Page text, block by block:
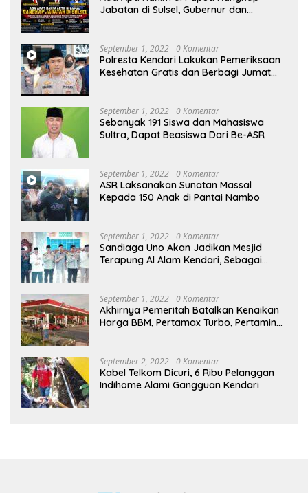
Jabatan di Sulsel, Gubernur dan
September 1, 2022 0 Komentar
Polresta Kendari Lakukan Pemeriksaan
Kesehatan Gratis dan Berbagi Jumat
September 1, 2022 0 Komentar
Sebanyak 191 Siswa dan Mahasiswa
Sultra, Dapat Beasiswa Dari Be-ASR
September 1, 2022 0 Komentar
ASR Laksanakan Sunatan Massal
Kepada 150 Anak di Pantai Nambo
September 1, 2022 0 Komentar
Sandiaga Uno Akan Jadikan Mesjid
Terapung Al Alam Kendari, Sebagai
September 1, 2022 0 Komentar
Akhirnya Pemeritah Batalkan Kenaikan
Harga BBM, Pertamax Turbo, Pertamina
September 2, 2022 0 Komentar
Kabel Telkom Dicuri, 6 Ribu Pelanggan
Indihome Alami Gangguan Kendari